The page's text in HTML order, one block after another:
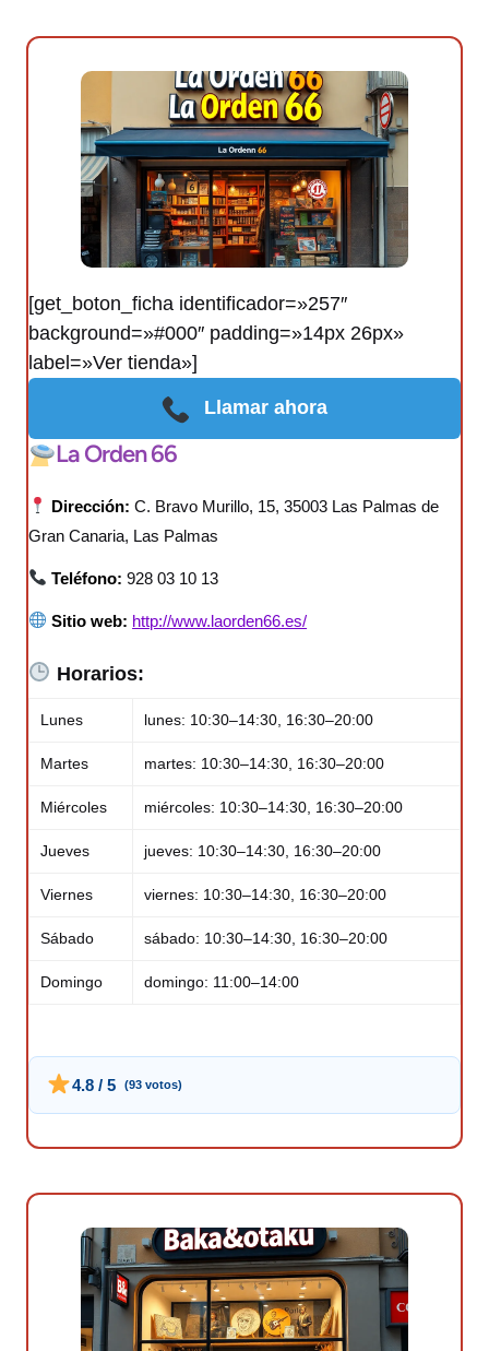
[get_boton_ficha identificador=»257″
background=»#000″ padding=»14px 26px»
label=»Ver tienda»]
Llamar ahora
La Orden 66
Dirección: C. Bravo Murillo, 15, 35003 Las Palmas de
Gran Canaria, Las Palmas
Teléfono: 928 03 10 13
Sitio web: http://www.laorden66.es/
Horarios:
Lunes lunes: 10:30–14:30, 16:30–20:00
Martes martes: 10:30–14:30, 16:30–20:00
Miércoles miércoles: 10:30–14:30, 16:30–20:00
Jueves jueves: 10:30–14:30, 16:30–20:00
Viernes viernes: 10:30–14:30, 16:30–20:00
Sábado sábado: 10:30–14:30, 16:30–20:00
Domingo domingo: 11:00–14:00
4.8 / 5 (93 votos)